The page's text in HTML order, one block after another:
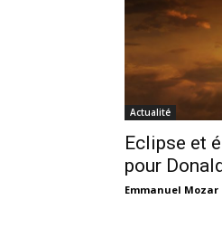
Actualité
Eclipse et
pour
Emmanuel Mozar